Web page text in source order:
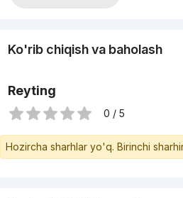
Ko'rib chiqish va baholash
Reyting
0 / 5
Hozircha sharhlar yo'q. Birinchi